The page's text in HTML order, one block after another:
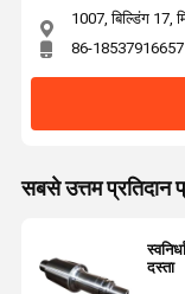
1007, बिल्डिंग 17,
86-18537916657
सबसे उत्तम प्रतिदान
दस्ता